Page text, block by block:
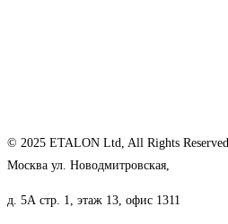
© 2025 ETALON Ltd, All Rights Reserved
Москва ул. Новодмитровская,
д. 5А стр. 1, этаж 13, офис 1311